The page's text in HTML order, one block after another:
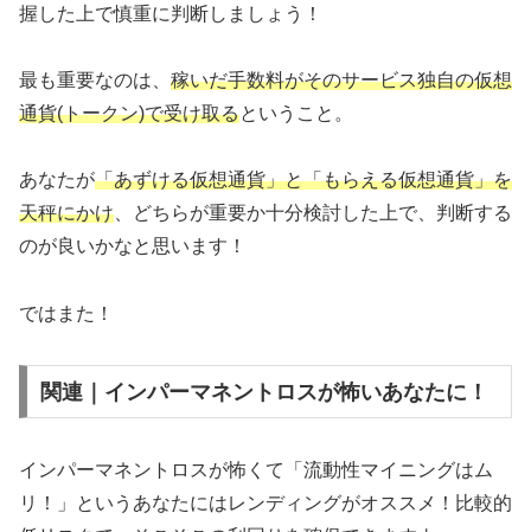
握した上で慎重に判断しましょう！
最も重要なのは、 稼いだ手数料がそのサービス独自の仮想
通貨(トークン)で受け取るということ。
あなたが「あずける仮想通貨」と「もらえる仮想通貨」を
天秤にかけ 、どちらが重要か十分検討した上で、判断する
のが良いかなと思います！
ではまた！
関連｜インパーマネントロスが怖いあなたに！
インパーマネントロスが怖くて「流動性マイニングはム
リ！」というあなたにはレンディングがオススメ！比較的